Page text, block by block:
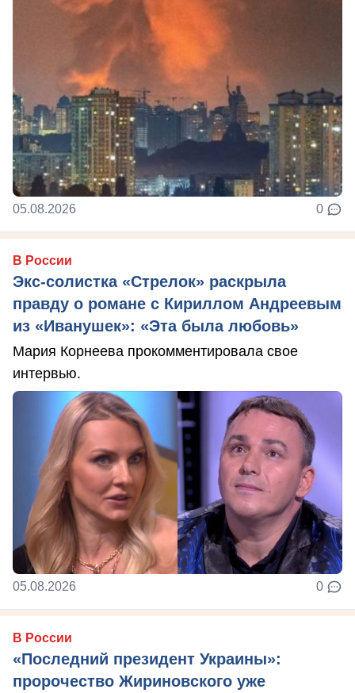
05.08.2026 0
В России
Экс-солистка «Стрелок» раскрыла
правду о романе с Кириллом Андреевым
из «Иванушек»: «Эта была любовь»
Мария Корнеева прокомментировала свое
интервью.
05.08.2026 0
В России
«Последний президент Украины»:
пророчество Жириновского уже